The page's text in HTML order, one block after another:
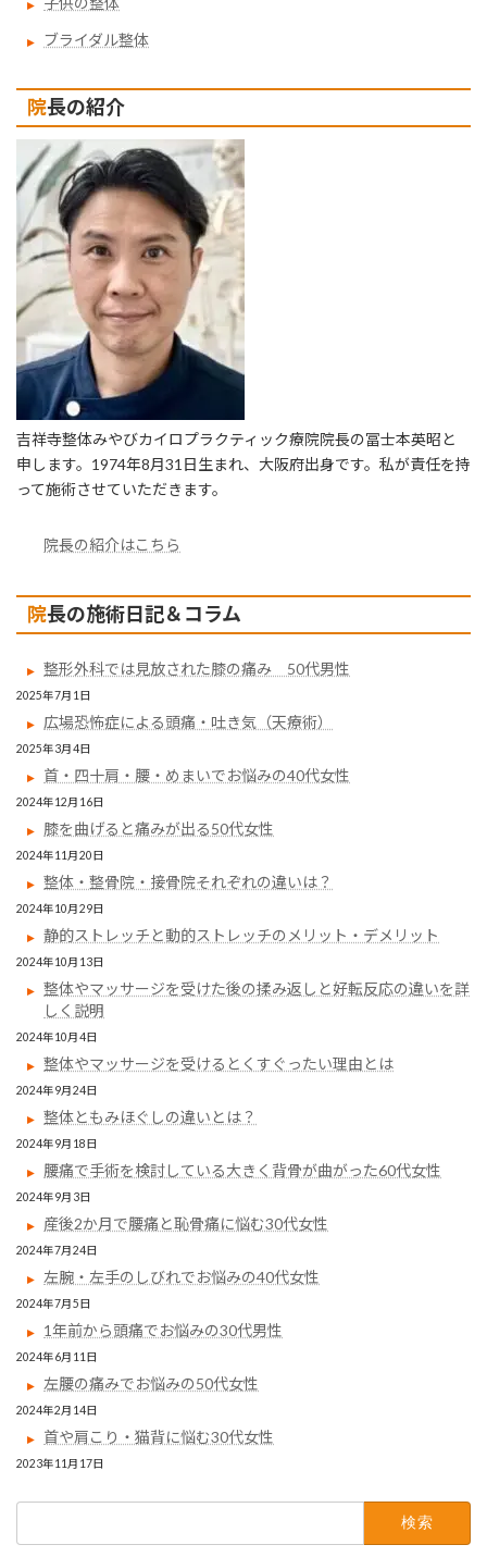
ブライダル整体
院長の紹介
吉祥寺整体みやびカイロプラクティック療院院長の冨士本英昭と
申します。1974年8月31日生まれ、大阪府出身です。私が責任を持
って施術させていただきます。
院長の紹介はこちら
院長の施術日記＆コラム
整形外科では見放された膝の痛み 50代男性
2025年7月1日
広場恐怖症による頭痛・吐き気（天療術）
2025年3月4日
首・四十肩・腰・めまいでお悩みの40代女性
2024年12月16日
膝を曲げると痛みが出る50代女性
2024年11月20日
整体・整骨院・接骨院それぞれの違いは？
2024年10月29日
静的ストレッチと動的ストレッチのメリット・デメリット
2024年10月13日
整体やマッサージを受けた後の揉み返しと好転反応の違いを詳
しく説明
2024年10月4日
整体やマッサージを受けるとくすぐったい理由とは
2024年9月24日
整体ともみほぐしの違いとは？
2024年9月18日
腰痛で手術を検討している大きく背骨が曲がった60代女性
2024年9月3日
産後2か月で腰痛と恥骨痛に悩む30代女性
2024年7月24日
左腕・左手のしびれでお悩みの40代女性
2024年7月5日
1年前から頭痛でお悩みの30代男性
2024年6月11日
左腰の痛みでお悩みの50代女性
2024年2月14日
首や肩こり・猫背に悩む30代女性
2023年11月17日